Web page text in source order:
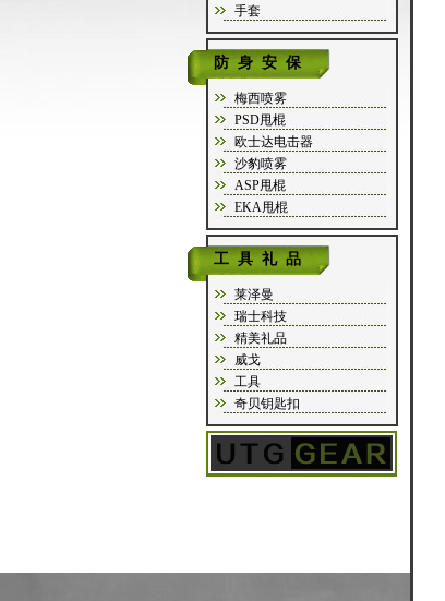
手套
防身安保
梅西喷雾
PSD甩棍
欧士达电击器
沙豹喷雾
ASP甩棍
EKA甩棍
工具礼品
莱泽曼
瑞士科技
精美礼品
威戈
工具
奇贝钥匙扣